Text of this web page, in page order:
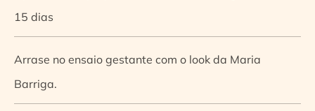
15 dias
Arrase no ensaio gestante com o look da Maria
Barriga.